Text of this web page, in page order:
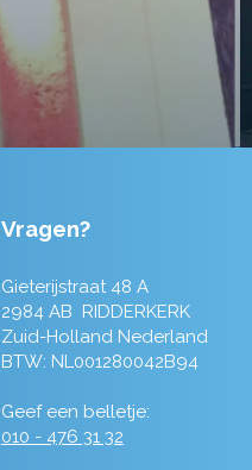
Vragen?
Gieterijstraat 48 A
2984 AB RIDDERKERK
Zuid-Holland Nederland
BTW: NL001280042B94
Geef een belletje:
010 - 476 31 32